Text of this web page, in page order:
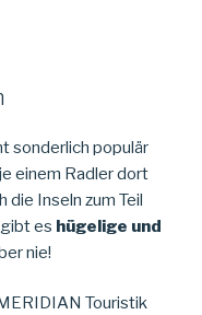
sonderlich populär
einem Radler dort
Inseln zum Teil
es hügelige und
nie!
Touristik